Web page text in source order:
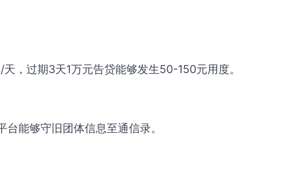
，过期3天1万元告贷能够发生50-150元用度。
能够守旧团体信息至通信录。